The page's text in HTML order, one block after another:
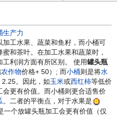
生产力
工水果、蔬菜和鱼籽，而小桶可
和茶叶。在加工水果和蔬菜时，
利润方面有所区别。 使用罐头瓶
农作物价格+ 50）; 而小桶则是将水
2.25。因此，如玉米或西红柿等低价
更有价值。而小桶则更合适售价
。二者的平衡点，对于水果是
一个放罐头瓶加工会更有价值（仅